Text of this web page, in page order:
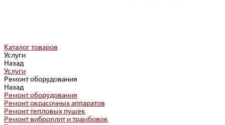
Каталог товаров
Услуги
Назад
Услуги
Ремонт оборудования
Назад
Ремонт оборудования
Ремонт окрасочных аппаратов
Ремонт тепловых пушек
Ремонт виброплит и трамбовок